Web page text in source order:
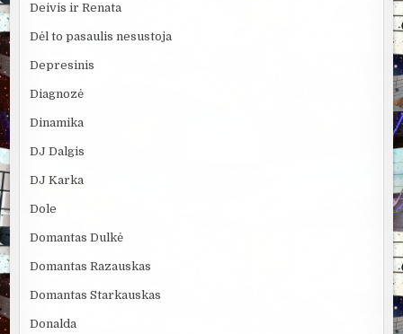
Deivis ir Renata
Dėl to pasaulis nesustoja
Depresinis
Diagnozė
Dinamika
DJ Dalgis
DJ Karka
Dole
Domantas Dulkė
Domantas Razauskas
Domantas Starkauskas
Donalda